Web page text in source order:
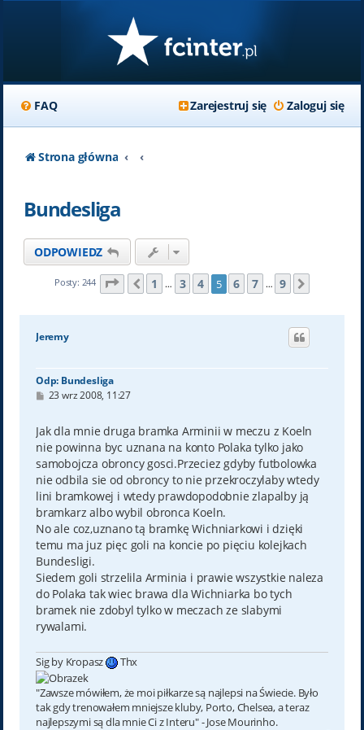
FAQ Zaloguj się
Zarejestruj się
Strona główna
Bundesliga
ODPOWIEDZ
Posty: 244 Strona 5z 9
Poprzednia
1 … 3 4 5 6 7 … 9
Jeremy
Odp: Bundesliga
P
t
23 wrz 2008, 11:27
Jak dla mnie druga bramka Arminii w meczu z Koeln
nie powinna byc uznana na konto Polaka tylko jako
samobojcza obroncy gosci.Przeciez gdyby futbolowka
nie odbila sie od obroncy to nie przekroczylaby wtedy
lini bramkowej i wtedy prawdopodobnie zlapalby ją
bramkarz albo wybil obronca Koeln.
No ale coz,uznano tą bramkę Wichniarkowi i dzięki
temu ma juz pięc goli na koncie po pięciu kolejkach
Bundesligi.
Siedem goli strzelila Arminia i prawie wszystkie naleza
do Polaka tak wiec brawa dla Wichniarka bo tych
bramek nie zdobyl tylko w meczach ze slabymi
rywalami.
Sig by Kropasz Thx
"Zawsze mówiłem, że moi piłkarze są najlepsi na Świecie. Było
tak gdy trenowałem mniejsze kluby, Porto, Chelsea, a teraz
najlepszymi są dla mnie Ci z Interu" - Jose Mourinho.